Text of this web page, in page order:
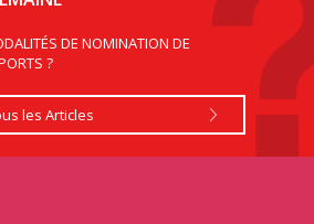
DE NOMINATION DE
?
les Articles